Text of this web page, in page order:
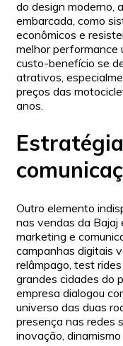
do design moderno,
embarcada, como
econômicos e
melhor performance
custo-benefício se
atrativos,
preços das
anos.
Outro elemento
nas vendas da
marketing e
campanhas digitais
relâmpago, test
grandes cidades do
empresa dialogou
universo das duas
presença nas redes
inovação,